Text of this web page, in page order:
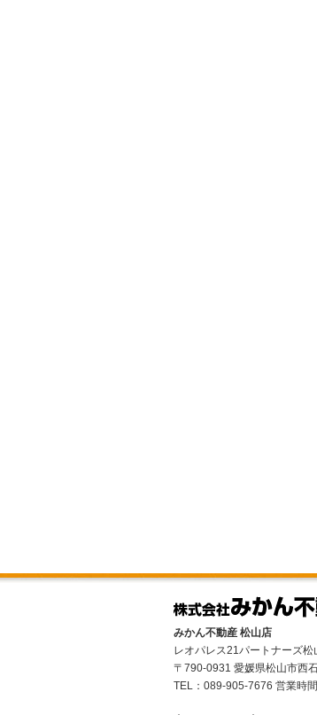
みかん不動産 松山店
レオパレス21パートナーズ松
〒790-0931 愛媛県松山市西
TEL：089-905-7676 営業時